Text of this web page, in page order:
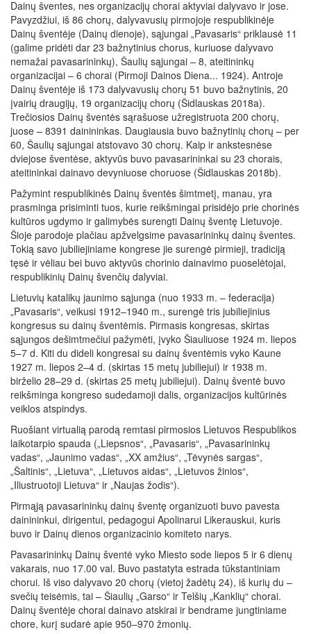
Dainų šventes, nes organizacijų chorai aktyviai dalyvavo ir jose.
Pavyzdžiui, iš 86 chorų, dalyvavusių pirmojoje respublikinėje
Dainų šventėje (Dainų dienoje), sąjungai „Pavasaris“ priklausė 11
(galime pridėti dar 23 bažnytinius chorus, kuriuose dalyvavo
nemažai pavasarininkų), Šaulių sąjungai – 8, ateitininkų
organizacijai – 6 chorai (Pirmoji Dainos Diena... 1924). Antroje
Dainų šventėje iš 173 dalyvavusių chorų 51 buvo bažnytinis, 20
įvairių draugijų, 19 organizacijų chorų (Šidlauskas 2018a).
Trečiosios Dainų šventės sąrašuose užregistruota 200 chorų,
juose – 8391 dainininkas. Daugiausia buvo bažnytinių chorų – per
60, Šaulių sąjungai atstovavo 30 chorų. Kaip ir ankstesnėse
dviejose šventėse, aktyvūs buvo pavasarininkai su 23 chorais,
ateitininkai dainavo devyniuose choruose (Šidlauskas 2018b).
Pažymint respublikinės Dainų šventės šimtmetį, manau, yra
prasminga prisiminti tuos, kurie reikšmingai prisidėjo prie chorinės
kultūros ugdymo ir galimybės surengti Dainų šventę Lietuvoje.
Šioje parodoje plačiau apžvelgsime pavasarininkų dainų šventes.
Tokią savo jubiliejiniame kongrese jie surengė pirmieji, tradiciją
tęsė ir vėliau bei buvo aktyvūs chorinio dainavimo puoselėtojai,
respublikinių Dainų švenčių dalyviai.
Lietuvių katalikų jaunimo sąjunga (nuo 1933 m. – federacija)
„Pavasaris“, veikusi 1912–1940 m., surengė tris jubiliejinius
kongresus su dainų šventėmis. Pirmasis kongresas, skirtas
sąjungos dešimtmečiui pažymėti, įvyko Šiauliuose 1924 m. liepos
5–7 d. Kiti du dideli kongresai su dainų šventėmis vyko Kaune
1927 m. liepos 2–4 d. (skirtas 15 metų jubiliejui) ir 1938 m.
birželio 28–29 d. (skirtas 25 metų jubiliejui). Dainų šventė buvo
reikšminga kongreso sudedamoji dalis, organizacijos kultūrinės
veiklos atspindys.
Ruošiant virtualią parodą remtasi pirmosios Lietuvos Respublikos
laikotarpio spauda („Liepsnos“, „Pavasaris“, „Pavasarininkų
vadas“, „Jaunimo vadas“, „XX amžius“, „Tėvynės sargas“,
„Šaltinis“, „Lietuva“, „Lietuvos aidas“, „Lietuvos žinios“,
„Iliustruotoji Lietuva“ ir „Naujas žodis“).
Pirmąją pavasarininkų dainų šventę organizuoti buvo pavesta
dainininkui, dirigentui, pedagogui Apolinarui Likerauskui, kuris
buvo ir Dainų dienos organizacinio komiteto narys.
Pavasarininkų Dainų šventė vyko Miesto sode liepos 5 ir 6 dienų
vakarais, nuo 17.00 val. Buvo pastatyta estrada tūkstantiniam
chorui. Iš viso dalyvavo 20 chorų (vietoj žadėtų 24), iš kurių du –
svečių teisėmis, tai – Šiaulių „Garso“ ir Telšių „Kanklių“ chorai.
Dainų šventėje chorai dainavo atskirai ir bendrame jungtiniame
chore, kurį sudarė apie 950–970 žmonių.